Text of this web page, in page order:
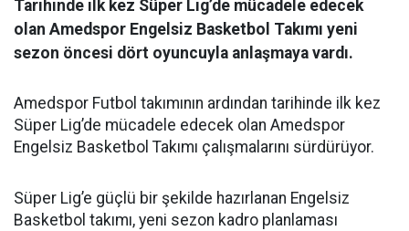
Tarihinde ilk kez Süper Lig’de mücadele edecek
olan Amedspor Engelsiz Basketbol Takımı yeni
sezon öncesi dört oyuncuyla anlaşmaya vardı.
Amedspor Futbol takımının ardından tarihinde ilk kez
Süper Lig’de mücadele edecek olan Amedspor
Engelsiz Basketbol Takımı çalışmalarını sürdürüyor.
Süper Lig’e güçlü bir şekilde hazırlanan Engelsiz
Basketbol takımı, yeni sezon kadro planlaması